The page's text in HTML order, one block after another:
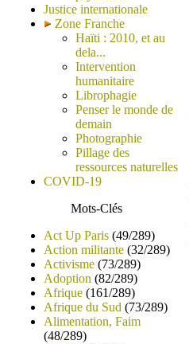
Justice internationale
Zone Franche
Haïti : 2010, et au
dela...
Intervention
humanitaire
Librophagie
Penser le monde de
demain
Photographie
Pillage des
ressources naturelles
COVID-19
Mots-Clés
Act Up Paris (49/289)
Action militante (32/289)
Activisme (73/289)
Adoption (82/289)
Afrique (161/289)
Afrique du Sud (73/289)
Alimentation, Faim
(48/289)